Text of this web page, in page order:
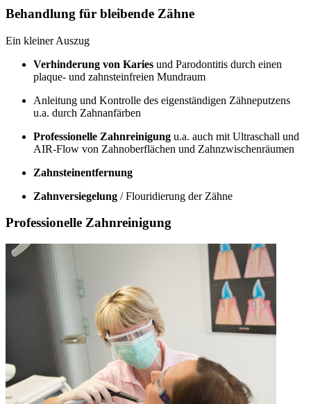
Behandlung für bleibende Zähne
Ein kleiner Auszug
Verhinderung von Karies und Parodontitis durch einen
plaque- und zahnsteinfreien Mundraum
Anleitung und Kontrolle des eigenständigen Zähneputzens
u.a. durch Zahnanfärben
Professionelle Zahnreinigung u.a. auch mit Ultraschall und
AIR-Flow von Zahnoberflächen und Zahnzwischenräumen
Zahnsteinentfernung
Zahnversiegelung / Flouridierung der Zähne
Professionelle Zahnreinigung